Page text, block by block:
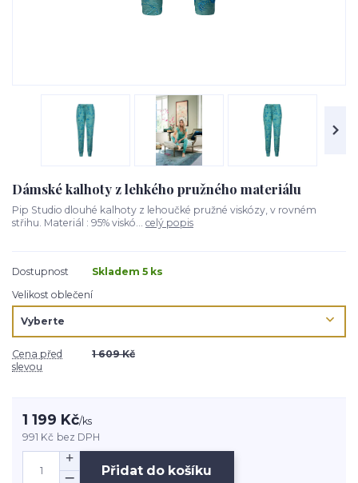
Dámské kalhoty z lehkého pružného materiálu
Pip Studio dlouhé kalhoty z lehoučké pružné viskózy, v rovném
střihu. Materiál : 95% viskó... celý popis
Dostupnost
Skladem 5 ks
Velikost oblečení
Cena před
slevou
1 609 Kč
1 199 Kč/ks
991 Kč bez DPH
Přidat do košíku